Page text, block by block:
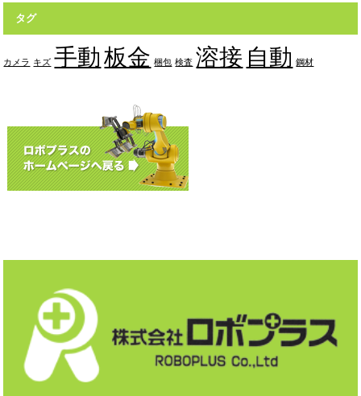
タグ
カメラ キズ 手動板金 梱包 検査 溶接 自動 鋼材